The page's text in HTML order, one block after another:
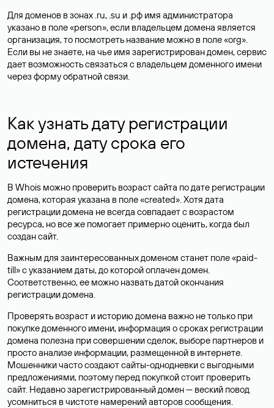
Для доменов в зонах .ru, .su и .рф имя администратора
указано в поле «person», если владельцем домена является
организация, то посмотреть название можно в поле «org».
Если вы не знаете, на чье имя зарегистрирован домен, сервис
дает возможность связаться с владельцем доменного имени
через форму обратной связи.
Как узнать дату регистрации
домена, дату срока его
истечения
В Whois можно проверить возраст сайта по дате регистрации
домена, которая указана в поле «created». Хотя дата
регистрации домена не всегда совпадает с возрастом
ресурса, но все же помогает примерно оценить, когда был
создан сайт.
Важным для заинтересованных доменом станет поле «paid-
till» с указанием даты, до которой оплачен домен.
Соответственно, ее можно назвать датой окончания
регистрации домена.
Проверять возраст и историю домена важно не только при
покупке доменного имени, информация о сроках регистрации
домена полезна при совершении сделок, выборе партнеров и
просто анализе информации, размещенной в интернете.
Мошенники часто создают сайты-однодневки с выгодными
предложениями, поэтому перед покупкой стоит проверить
сайт. Недавно зарегистрированный домен — веский повод
усомниться в чистоте намерений авторов сообщения.